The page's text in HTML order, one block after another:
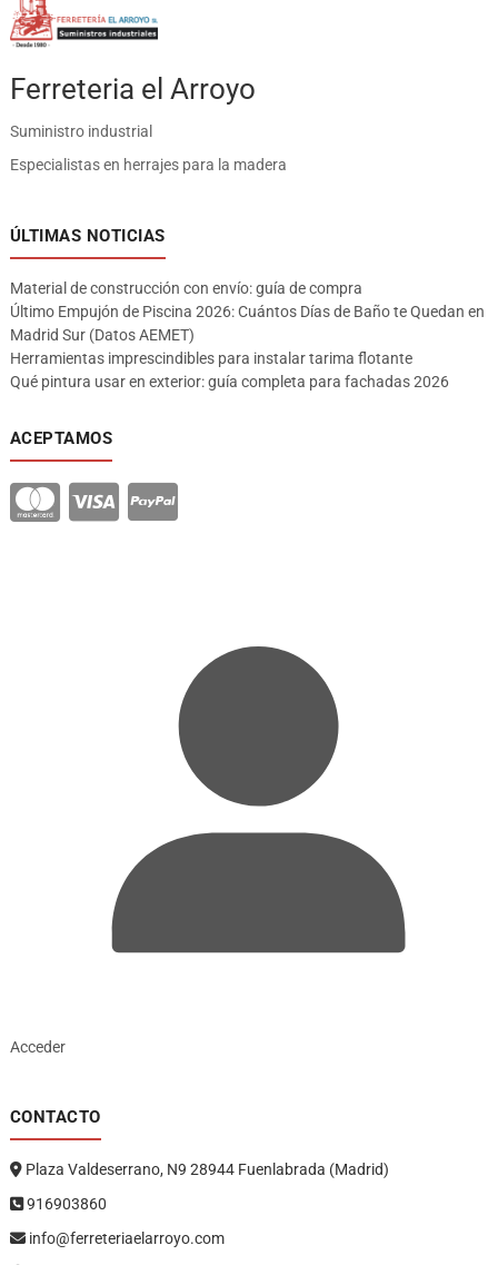
Ferreteria el Arroyo
Suministro industrial
Especialistas en herrajes para la madera
ÚLTIMAS NOTICIAS
Material de construcción con envío: guía de compra
Último Empujón de Piscina 2026: Cuántos Días de Baño te Quedan en
Madrid Sur (Datos AEMET)
Herramientas imprescindibles para instalar tarima flotante
Qué pintura usar en exterior: guía completa para fachadas 2026
ACEPTAMOS
Acceder
CONTACTO
Plaza Valdeserrano, N9 28944 Fuenlabrada (Madrid)
916903860
info@ferreteriaelarroyo.com